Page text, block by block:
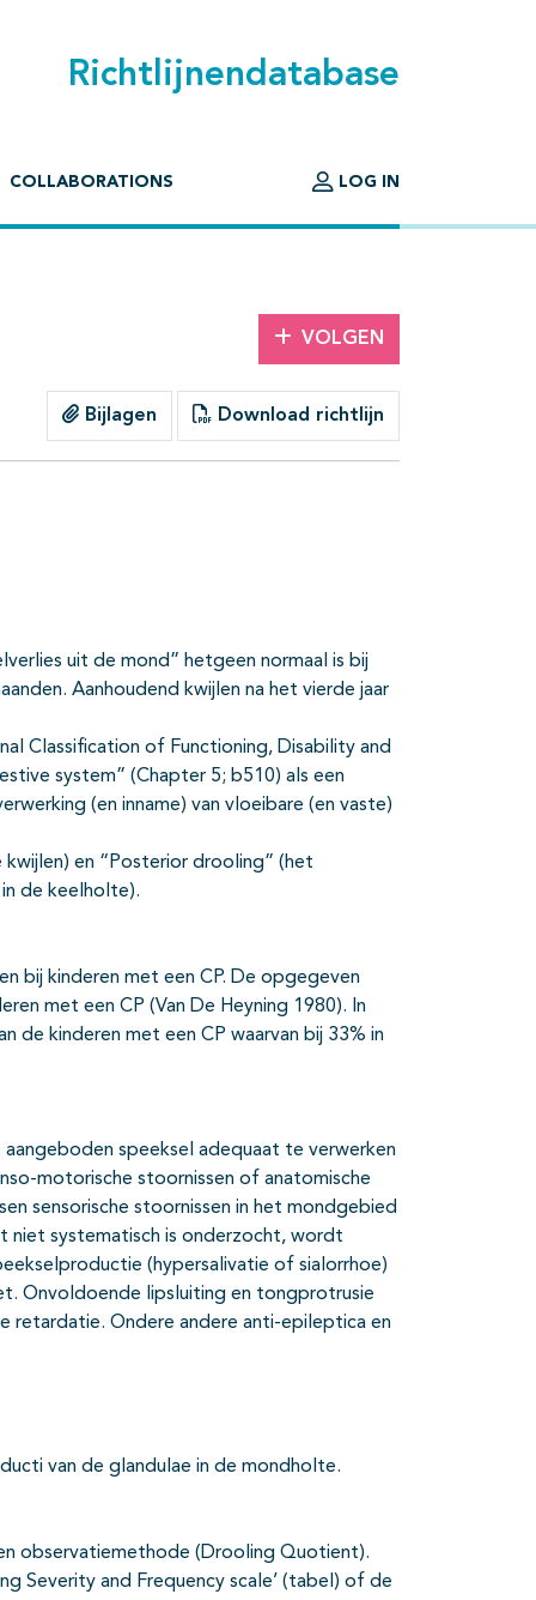
Richtlijnendatabase
COLLABORATIONS LOG IN
VOLGEN
Bijlagen Download richtlijn
uit de mond” hetgeen normaal is bij
Aanhoudend kwijlen na het vierde jaar
Classification of Functioning, Disability and
system” (Chapter 5; b510) als een
(en inname) van vloeibare (en vaste)
en “Posterior drooling” (het
de keelholte).
bij kinderen met een CP. De opgegeven
met een CP (Van De Heyning 1980). In
de kinderen met een CP waarvan bij 33% in
speeksel adequaat te verwerken
motorische stoornissen of anatomische
sensorische stoornissen in het mondgebied
niet systematisch is onderzocht, wordt
(hypersalivatie of sialorrhoe)
Onvoldoende lipsluiting en tongprotrusie
retardatie. Ondere andere anti-epileptica en
van de glandulae in de mondholte.
observatiemethode (Drooling Quotient).
Severity and Frequency scale’ (tabel) of de